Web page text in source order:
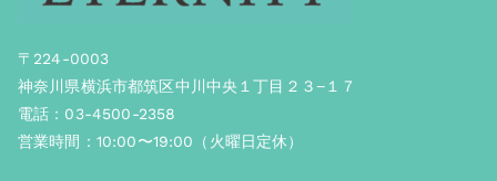
〒224-0003
神奈川県横浜市都筑区中川中央１丁目２３−１７
電話：03-4500-2358
営業時間：10:00〜19:00（火曜日定休）